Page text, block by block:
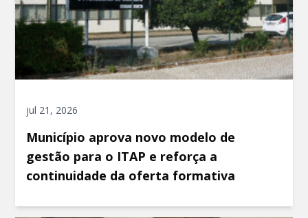
jul 21, 2026
Município aprova novo modelo de
gestão para o ITAP e reforça a
continuidade da oferta formativa